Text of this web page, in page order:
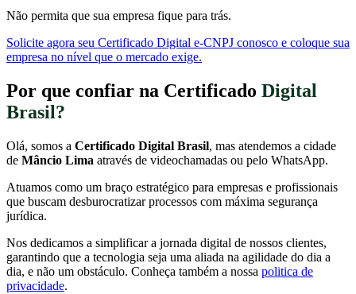
Não permita que sua empresa fique para trás.
Solicite agora seu Certificado Digital e-CNPJ conosco e coloque sua
empresa no nível que o mercado exige.
Por que confiar na Certificado Digital
Brasil?
Olá, somos a Certificado Digital Brasil, mas atendemos a cidade
de Mâncio Lima através de videochamadas ou pelo WhatsApp.
Atuamos como um braço estratégico para empresas e profissionais
que buscam desburocratizar processos com máxima segurança
jurídica.
Nos dedicamos a simplificar a jornada digital de nossos clientes,
garantindo que a tecnologia seja uma aliada na agilidade do dia a
dia, e não um obstáculo. Conheça também a nossa politica de
privacidade.